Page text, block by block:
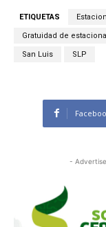
ETIQUETAS
Gratuidad de
San Luis SLP
-